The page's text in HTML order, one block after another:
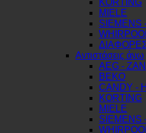
KORTING
MIELE
SIEMENS
Αντιστάσεις άνω
AEG -
BEKO
CANDY -
KORTING
MIELE
SIEMENS